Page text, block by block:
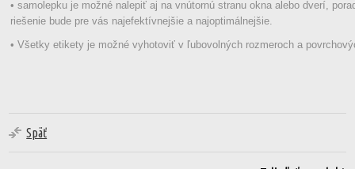
• samolepku je možné nalepiť aj na vnútornú stranu okna alebo dverí,
riešenie bude pre vás najefektívnejšie a najoptimálnejšie.
• Všetky etikety je možné vyhotoviť v ľubovolných rozmeroch a
Späť